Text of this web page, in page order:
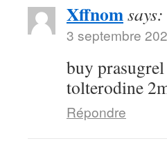
Xffnomsays:
3 septembre
buy
tolterodine
Répondre